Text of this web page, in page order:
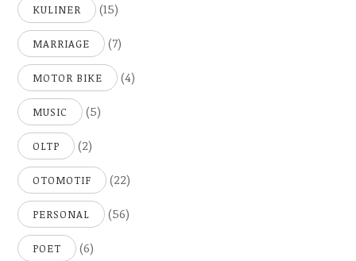
KULINER (15)
MARRIAGE (7)
MOTOR BIKE (4)
MUSIC (5)
OLTP (2)
OTOMOTIF (22)
PERSONAL (56)
POET (6)